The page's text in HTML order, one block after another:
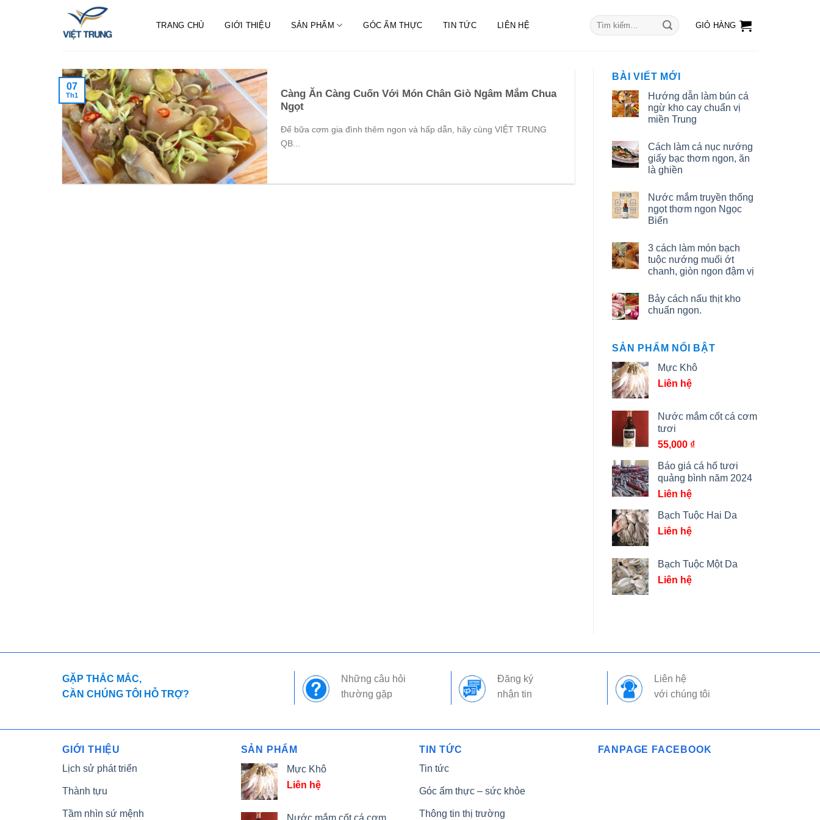
TRANG CHỦ GIỚI THIỆU SẢN PHẨM GÓC ẨM THỰC TIN TỨC LIÊN HỆ
Tìm
kiếm:
GIỎ HÀNG
Càng Ăn Càng Cuốn Với Món Chân Giò Ngâm Mắm Chua
Ngọt
Để bữa cơm gia đình thêm ngon và hấp dẫn, hãy cùng VIỆT TRUNG
QB...
07
Th1
BÀI VIẾT MỚI
Hướng dẫn làm bún cá
ngừ kho cay chuẩn vị
miền Trung
Cách làm cá nục nướng
giấy bạc thơm ngon, ăn
là ghiền
Nước mắm truyền thống
ngọt thơm ngon Ngọc
Biển
3 cách làm món bạch
tuộc nướng muối ớt
chanh, giòn ngon đậm vị
Bảy cách nấu thịt kho
chuẩn ngon.
SẢN PHẨM NỔI BẬT
Mực Khô
Liên hệ
Nước mắm cốt cá cơm
tươi
55,000 ₫
Báo giá cá hố tươi
quảng bình năm 2024
Liên hệ
Bạch Tuộc Hai Da
Liên hệ
Bạch Tuộc Một Da
Liên hệ
GẶP THẮC MẮC,
CẦN CHÚNG TÔI HỖ TRỢ?
Những câu hỏi
thường gặp
Đăng ký
nhận tin
Liên hệ
với chúng tôi
GIỚI THIỆU
Lịch sử phát triển
Thành tựu
Tầm nhìn sứ mệnh
SẢN PHẨM
Mực Khô
Liên hệ
Nước mắm cốt cá cơm
TIN TỨC
Tin tức
Góc ẩm thực – sức khỏe
Thông tin thị trường
FANPAGE FACEBOOK